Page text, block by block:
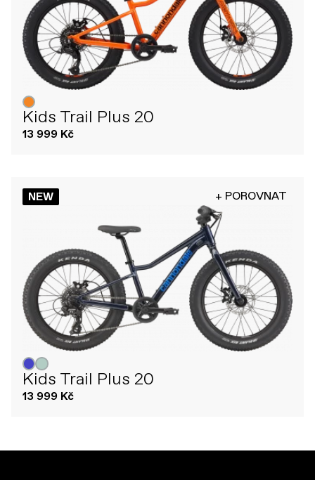
Kids Trail Plus 20
13 999 Kč
NEW + POROVNAT
Kids Trail Plus 20
13 999 Kč